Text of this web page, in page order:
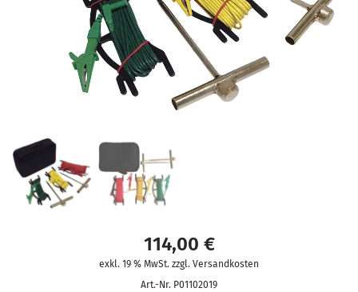
114,00 €
exkl. 19 % MwSt. zzgl. Versandkosten
Art.-Nr. P01102019